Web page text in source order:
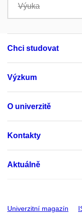
Výuka
Chci studovat
Výzkum
O univerzitě
Kontakty
Aktuálně
Univerzitní magazín